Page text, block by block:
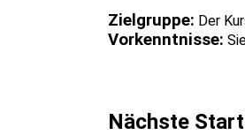
Zielgruppe: Der
Vorkenntnisse:
Nächste